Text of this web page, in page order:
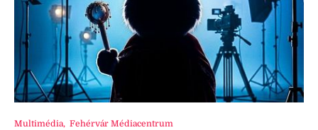
Multimédia, Fehérvár Médiacentrum